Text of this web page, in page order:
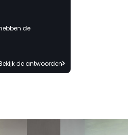
wordt neergelegd. "
de
de antwoorden